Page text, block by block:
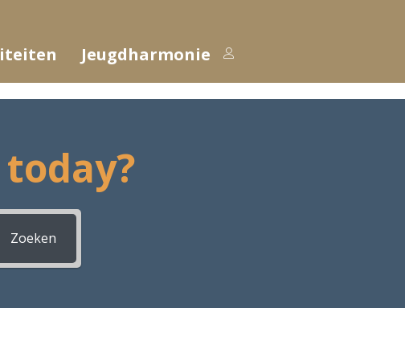
Jeugdharmonie
Zoeken